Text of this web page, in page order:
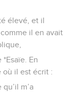
élevé, et il
il en avait
En
où il est écrit :
m’a